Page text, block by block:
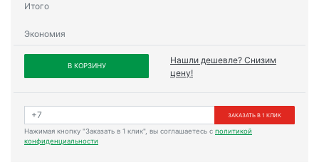
Итого
Экономия
В КОРЗИНУ
Нашли дешевле? Снизим
цену!
ЗАКАЗАТЬ В 1 КЛИК
Нажимая кнопку "Заказать в 1 клик", вы соглашаетесь с политикой
конфиденциальности